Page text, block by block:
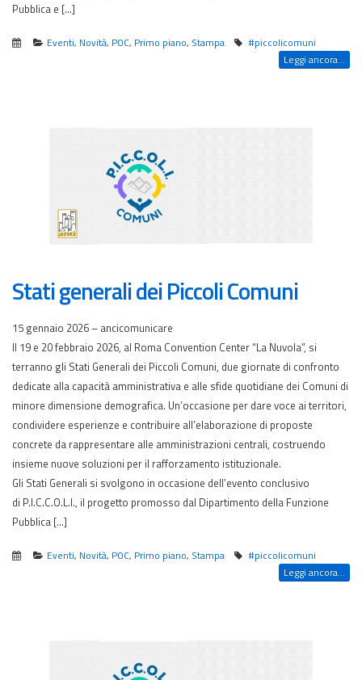
Pubblica e […]
Eventi, Novità, POC, Primo piano, Stampa #piccolicomuni
Leggi ancora...
Stati generali dei Piccoli Comuni
15 gennaio 2026 – ancicomunicare
Il 19 e 20 febbraio 2026, al Roma Convention Center “La Nuvola”, si
terranno gli Stati Generali dei Piccoli Comuni, due giornate di confronto
dedicate alla capacità amministrativa e alle sfide quotidiane dei Comuni di
minore dimensione demografica. Un’occasione per dare voce ai territori,
condividere esperienze e contribuire all’elaborazione di proposte
concrete da rappresentare alle amministrazioni centrali, costruendo
insieme nuove soluzioni per il rafforzamento istituzionale.
Gli Stati Generali si svolgono in occasione dell’evento conclusivo
di P.I.C.C.O.L.I., il progetto promosso dal Dipartimento della Funzione
Pubblica […]
Eventi, Novità, POC, Primo piano, Stampa #piccolicomuni
Leggi ancora...